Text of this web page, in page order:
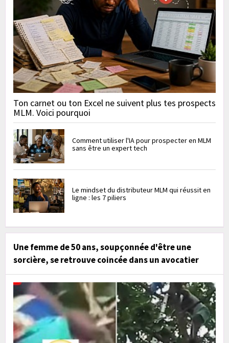
Ton carnet ou ton Excel ne suivent plus tes prospects
MLM. Voici pourquoi
Comment utiliser l'IA pour prospecter en MLM
sans être un expert tech
Le mindset du distributeur MLM qui réussit en
ligne : les 7 piliers
Une femme de 50 ans, soupçonnée d'être une
sorcière, se retrouve coincée dans un avocatier